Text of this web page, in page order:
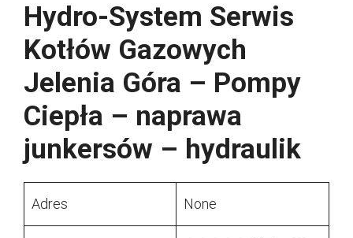
Hydro-System Serwis
Kotłów Gazowych
Jelenia Góra – Pompy
Ciepła – naprawa
junkersów – hydraulik
Adres None